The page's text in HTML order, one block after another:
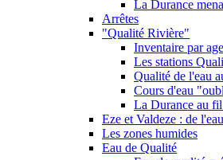
La Durance
Arrêtes
"Qualité Rivière"
Inventaire par
Les stations
Qualité de l'eau
Cours d'eau
La Durance au
Eze et Valdeze : de
Les zones humides
Eau de Qualité